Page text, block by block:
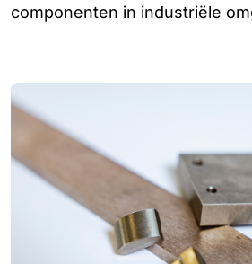
componenten in industriële